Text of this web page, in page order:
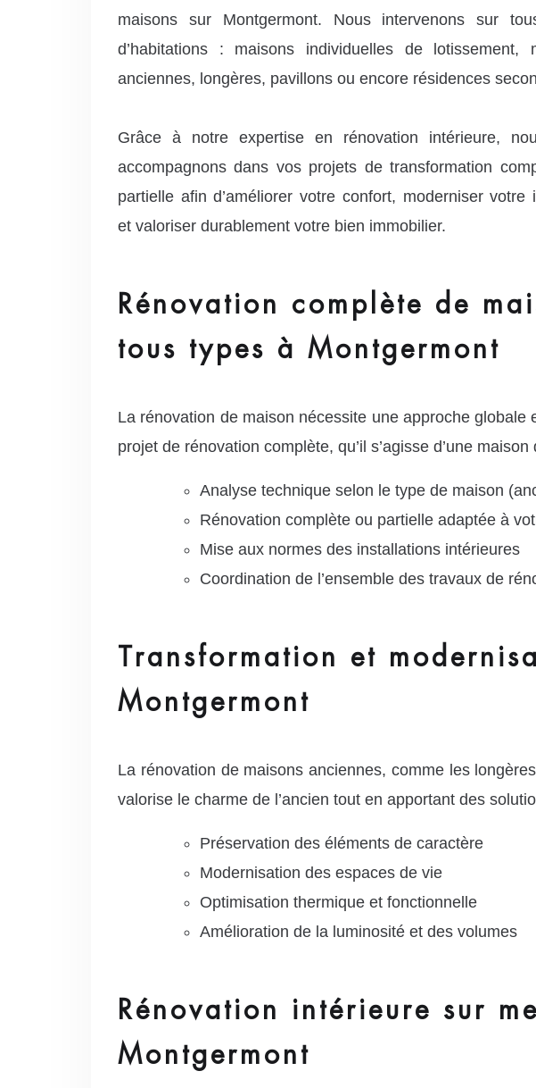
maisons sur Montgermont. Nous intervenons sur
d’habitations : maisons individuelles de lotissement,
anciennes, longères, pavillons ou encore résidences
Grâce à notre expertise en rénovation intérieure,
accompagnons dans vos projets de transformation
partielle afin d’améliorer votre confort, moderniser votre
et valoriser durablement votre bien immobilier.
Rénovation complète de
tous types à Montgermont
La rénovation de maison nécessite une approche
projet de rénovation complète, qu’il s’agisse d’une
Analyse technique selon le type de maison
Rénovation complète ou partielle adaptée à
Mise aux normes des installations intérieures
Coordination de l’ensemble des travaux de
Transformation et
Montgermont
La rénovation de maisons anciennes, comme les
valorise le charme de l’ancien tout en apportant des
Préservation des éléments de caractère
Modernisation des espaces de vie
Optimisation thermique et fonctionnelle
Amélioration de la luminosité et des volumes
Rénovation intérieure sur
Montgermont